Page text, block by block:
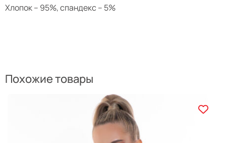
Хлопок – 95%, спандекс – 5%
Похожие товары